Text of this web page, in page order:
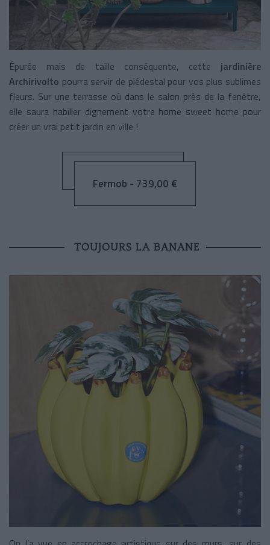
Épurée mais de taille conséquente, cette jardinière
Archirivolto pourra servir de piédestal pour vos plus sublimes
fleurs. Sur une terrasse où dans le salon près de la fenêtre,
elle saura habiller dignement votre home sweet home pour
créer un vrai petit jardin en ville !
Fermob - 739,00 €
TOUJOURS LA BANANE